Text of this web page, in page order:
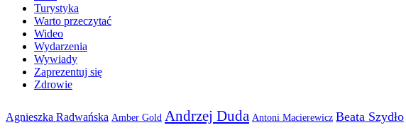
Turystyka
Warto przeczytać
Wideo
Wydarzenia
Wywiady
Zaprezentuj się
Zdrowie
Agnieszka Radwańska Amber Gold Andrzej Duda Antoni Macierewicz Beata Szydło